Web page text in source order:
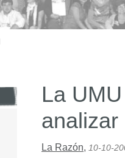
La
La Razón, 10-10-